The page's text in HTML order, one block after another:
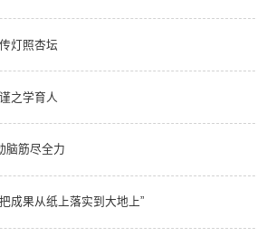
灯照杏坛
之学育人
脑筋尽全力
成果从纸上落实到大地上”